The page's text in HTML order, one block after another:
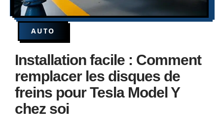
AUTO
Installation facile : Comment
remplacer les disques de
freins pour Tesla Model Y
chez soi